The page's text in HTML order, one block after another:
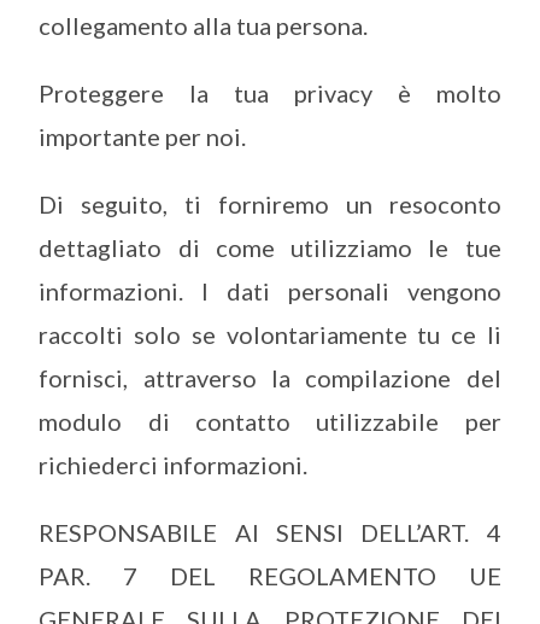
collegamento alla tua persona.
Proteggere la tua privacy è molto
importante per noi.
Di seguito, ti forniremo un resoconto
dettagliato di come utilizziamo le tue
informazioni. I dati personali vengono
raccolti solo se volontariamente tu ce li
fornisci, attraverso la compilazione del
modulo di contatto utilizzabile per
richiederci informazioni.
RESPONSABILE AI SENSI DELL’ART. 4
PAR. 7 DEL REGOLAMENTO UE